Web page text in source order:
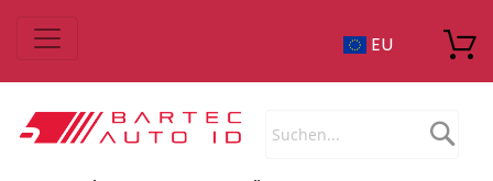
Zum
Inhalt
EU